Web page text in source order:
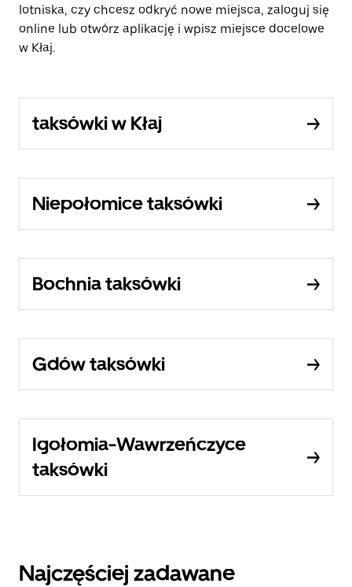
lotniska, czy chcesz odkryć nowe miejsca, zaloguj się
online lub otwórz aplikację i wpisz miejsce docelowe
w Kłaj.
taksówki w Kłaj
Niepołomice taksówki
Bochnia taksówki
Gdów taksówki
Igołomia-Wawrzeńczyce
taksówki
Najczęściej zadawane